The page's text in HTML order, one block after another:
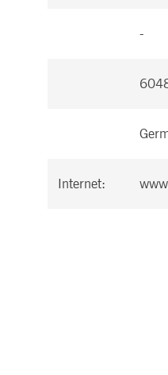
-
Internet: